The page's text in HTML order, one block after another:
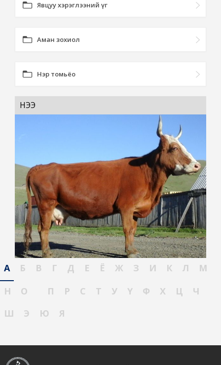
Явцуу хэрэглээний үг
Аман зохиол
Нэр томьёо
ҮНЭЭ
А Б В Г Д Е Ё Ж З И К Л
М
Н
О П Р С Т У Ү Ф Х Ц
Ч
Ш
Э Ю Я